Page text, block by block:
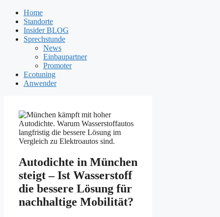
Home
Standorte
Insider BLOG
Sprechstunde
News
Einbaupartner
Promoter
Ecotuning
Anwender
Autodichte in München
steigt – Ist Wasserstoff
die bessere Lösung für
nachhaltige Mobilität?